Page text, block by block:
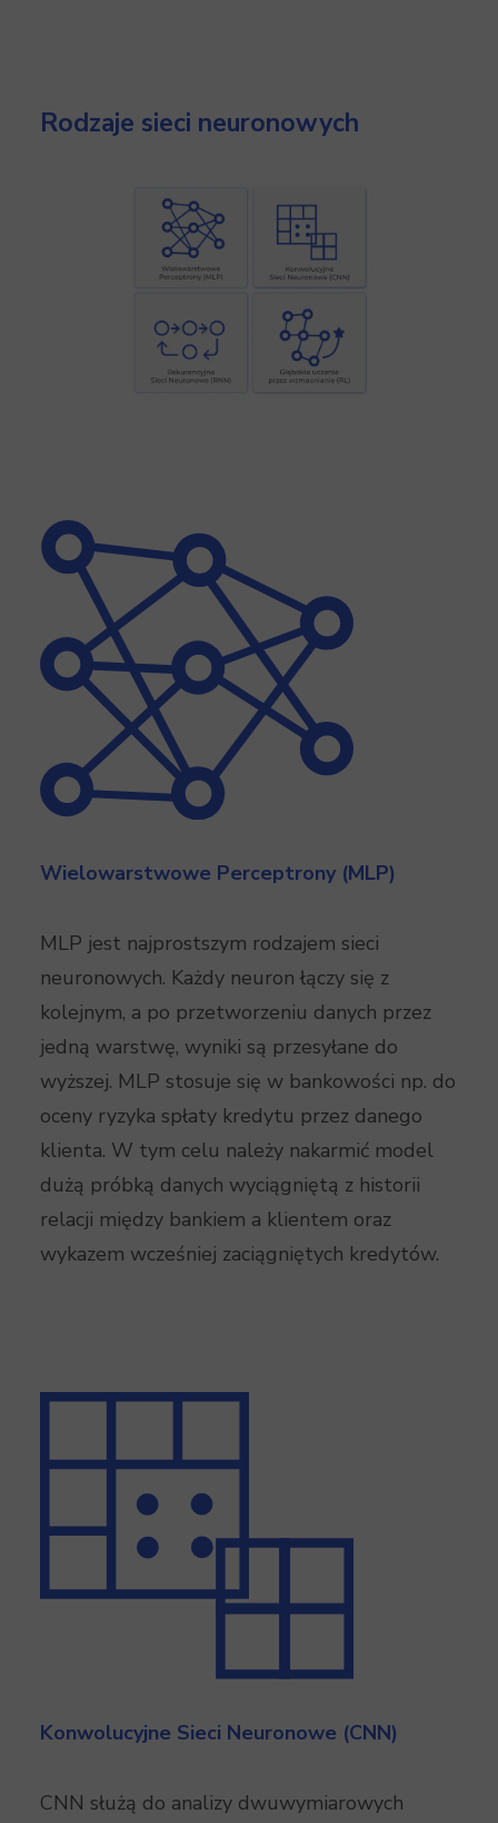
Rodzaje sieci neuronowych
Wielowarstwowe Perceptrony (MLP)
MLP jest najprostszym rodzajem sieci
neuronowych. Każdy neuron łączy się z
kolejnym, a po przetworzeniu danych przez
jedną warstwę, wyniki są przesyłane do
wyższej. MLP stosuje się w bankowości np. do
oceny ryzyka spłaty kredytu przez danego
klienta. W tym celu należy nakarmić model
dużą próbką danych wyciągniętą z historii
relacji między bankiem a klientem oraz
wykazem wcześniej zaciągniętych kredytów.
Konwolucyjne Sieci Neuronowe (CNN)
CNN służą do analizy dwuwymiarowych